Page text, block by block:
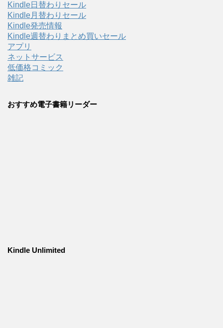
Kindle日替わりセール
Kindle月替わりセール
Kindle発売情報
Kindle週替わりまとめ買いセール
アプリ
ネットサービス
低価格コミック
雑記
おすすめ電子書籍リーダー
Kindle Unlimited